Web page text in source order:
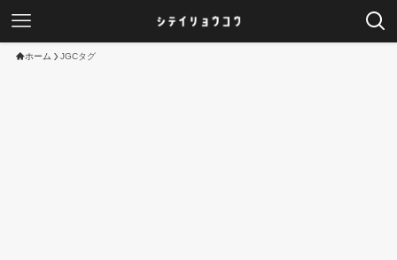
ホーム JGCタグ